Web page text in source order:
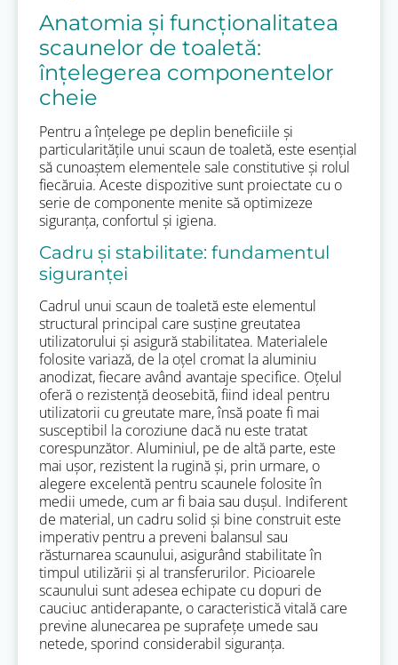
Anatomia și funcționalitatea
scaunelor de toaletă:
înțelegerea componentelor
cheie
Pentru a înțelege pe deplin beneficiile și
particularitățile unui scaun de toaletă, este esențial
să cunoaștem elementele sale constitutive și rolul
fiecăruia. Aceste dispozitive sunt proiectate cu o
serie de componente menite să optimizeze
siguranța, confortul și igiena.
Cadru și stabilitate: fundamentul
siguranței
Cadrul unui scaun de toaletă este elementul
structural principal care susține greutatea
utilizatorului și asigură stabilitatea. Materialele
folosite variază, de la oțel cromat la aluminiu
anodizat, fiecare având avantaje specifice. Oțelul
oferă o rezistență deosebită, fiind ideal pentru
utilizatorii cu greutate mare, însă poate fi mai
susceptibil la coroziune dacă nu este tratat
corespunzător. Aluminiul, pe de altă parte, este
mai ușor, rezistent la rugină și, prin urmare, o
alegere excelentă pentru scaunele folosite în
medii umede, cum ar fi baia sau dușul. Indiferent
de material, un cadru solid și bine construit este
imperativ pentru a preveni balansul sau
răsturnarea scaunului, asigurând stabilitate în
timpul utilizării și al transferurilor. Picioarele
scaunului sunt adesea echipate cu dopuri de
cauciuc antiderapante, o caracteristică vitală care
previne alunecarea pe suprafețe umede sau
netede, sporind considerabil siguranța.